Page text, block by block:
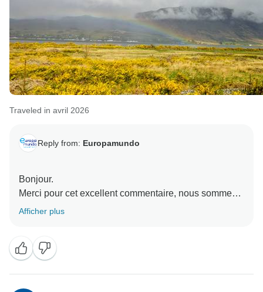
Traveled in avril 2026
Reply from: Europamundo
Bonjour.
Merci pour cet excellent commentaire, nous sommes
tellement heureux que vous ayez apprécié les sites
Afficher plus